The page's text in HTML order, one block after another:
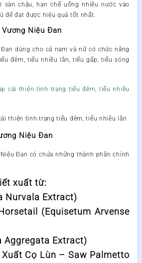
sàn chậu, hạn chế uống nhiều nước vào
để đạt được hiệu quả tốt nhất.
Niệu Đan
dùng cho cả nam và nữ có chức năng
đêm, tiểu nhiều lần, tiểu gấp, tiểu sóng
thiện tình trạng tiểu đêm, tiểu nhiều lần
Niệu Đan
Đan có chứa những thành phần chính
xuất từ:
Nurvala Extract)
(Equisetum Arvense
Aggregata Extract)
Cọ Lùn – Saw Palmetto